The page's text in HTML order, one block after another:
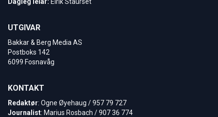
UTGIVAR
Bakkar & Berg Media AS
Postboks 142
6099 Fosnavåg
KONTAKT
Redaktør: Ogne Øyehaug / 957 79 727
Journalist: Marius Rosbach / 907 36 774